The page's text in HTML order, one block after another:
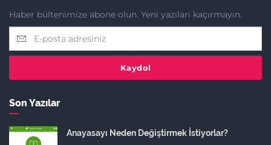
Haber bültenimize abone olun. Yeni yazıları kaçırmayın.
Kaydol
Son Yazılar
Anayasayı Neden Değiştirmek İstiyorlar?